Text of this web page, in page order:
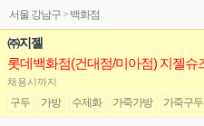
서울 강남구 > 백화점
㈜지젤
채용시까지
구두 가방 수제화 가죽가방 가죽구두